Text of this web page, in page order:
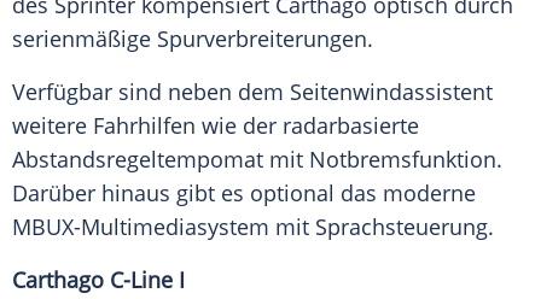
serienmäßige Spurverbreiterungen.
Verfügbar sind neben dem Seitenwindassistent
weitere Fahrhilfen wie der radarbasierte
Abstandsregeltempomat mit Notbremsfunktion.
Darüber hinaus gibt es optional das moderne
MBUX-Multimediasystem mit Sprachsteuerung.
Carthago C-Line I